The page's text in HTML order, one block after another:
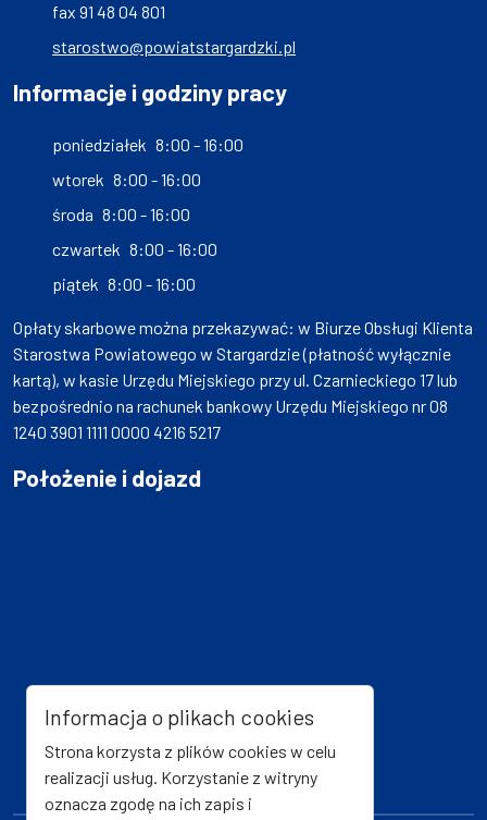
fax 91 48 04 801
starostwo@powiatstargardzki.pl
Informacje i godziny pracy
poniedziałek 8:00 - 16:00
wtorek 8:00 - 16:00
środa 8:00 - 16:00
czwartek 8:00 - 16:00
piątek 8:00 - 16:00
Opłaty skarbowe można przekazywać: w Biurze Obsługi Klienta
Starostwa Powiatowego w Stargardzie (płatność wyłącznie
kartą), w kasie Urzędu Miejskiego przy ul. Czarnieckiego 17 lub
bezpośrednio na rachunek bankowy Urzędu Miejskiego nr 08
1240 3901 1111 0000 4216 5217
Położenie i dojazd
Informacja o plikach cookies
Strona korzysta z plików cookies w celu
realizacji usług. Korzystanie z witryny
oznacza zgodę na ich zapis i